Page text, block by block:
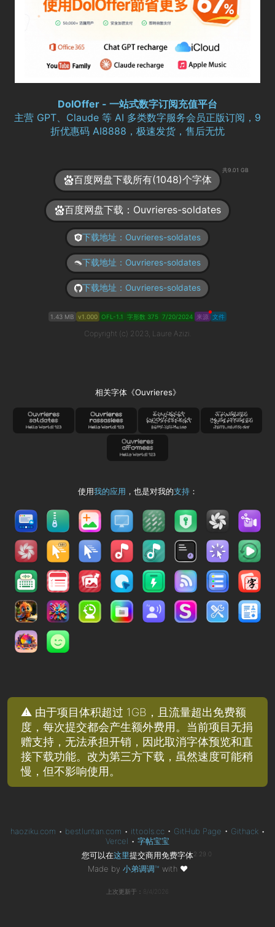
DolOffer - 一站式数字订阅充值平台
主营 GPT、Claude 等 AI 多类数字服务会员正版订阅，9
折优惠码 AI8888，极速发货，售后无忧
百度网盘下载所有(1048)个字体
共9.01 GB
百度网盘下载：Ouvrieres-soldates
下载地址：Ouvrieres-soldates
下载地址：Ouvrieres-soldates
下载地址：Ouvrieres-soldates
1.43 MB v1.000 OFL-1.1 字形数 375 7/20/2024 来源 文件
Copyright (c) 2023, Laure Azizi.
相关字体《Ouvrieres》
使用我的应用 ，也是对我的支持：
⚠️ 由于项目体积超过 1GB，且流量超出免费额
度，每次提交都会产生额外费用。当前项目无捐
赠支持，无法承担开销，因此取消字体预览和直
接下载功能。改为第三方下载，虽然速度可能稍
慢，但不影响使用。
haoziku.com • bestluntan.com • ittools.cc• GitHub Page • Githack•
Vercel • 字帖宝宝
您可以在这里提交商用免费字体2.29.0
Made by 小弟调调™ with❤
上次更新于：8/4/2026